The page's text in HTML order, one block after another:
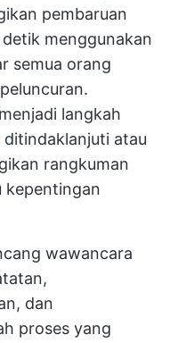
pembaruan
menggunakan
semua orang
menjadi langkah
atau
rangkuman
kepentingan
wawancara
dan
proses yang